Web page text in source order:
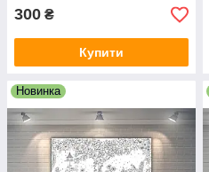
300 ₴
Купити
Новинка